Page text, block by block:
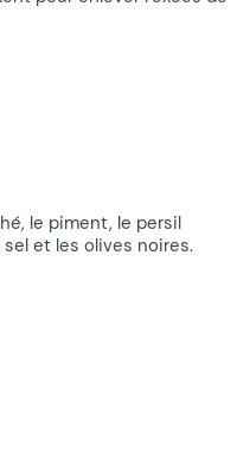
le piment, le persil
et les olives noires.